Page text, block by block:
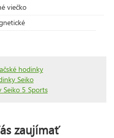
viečko
hodinky
Seiko
Seiko 5 Sports
zaujímať